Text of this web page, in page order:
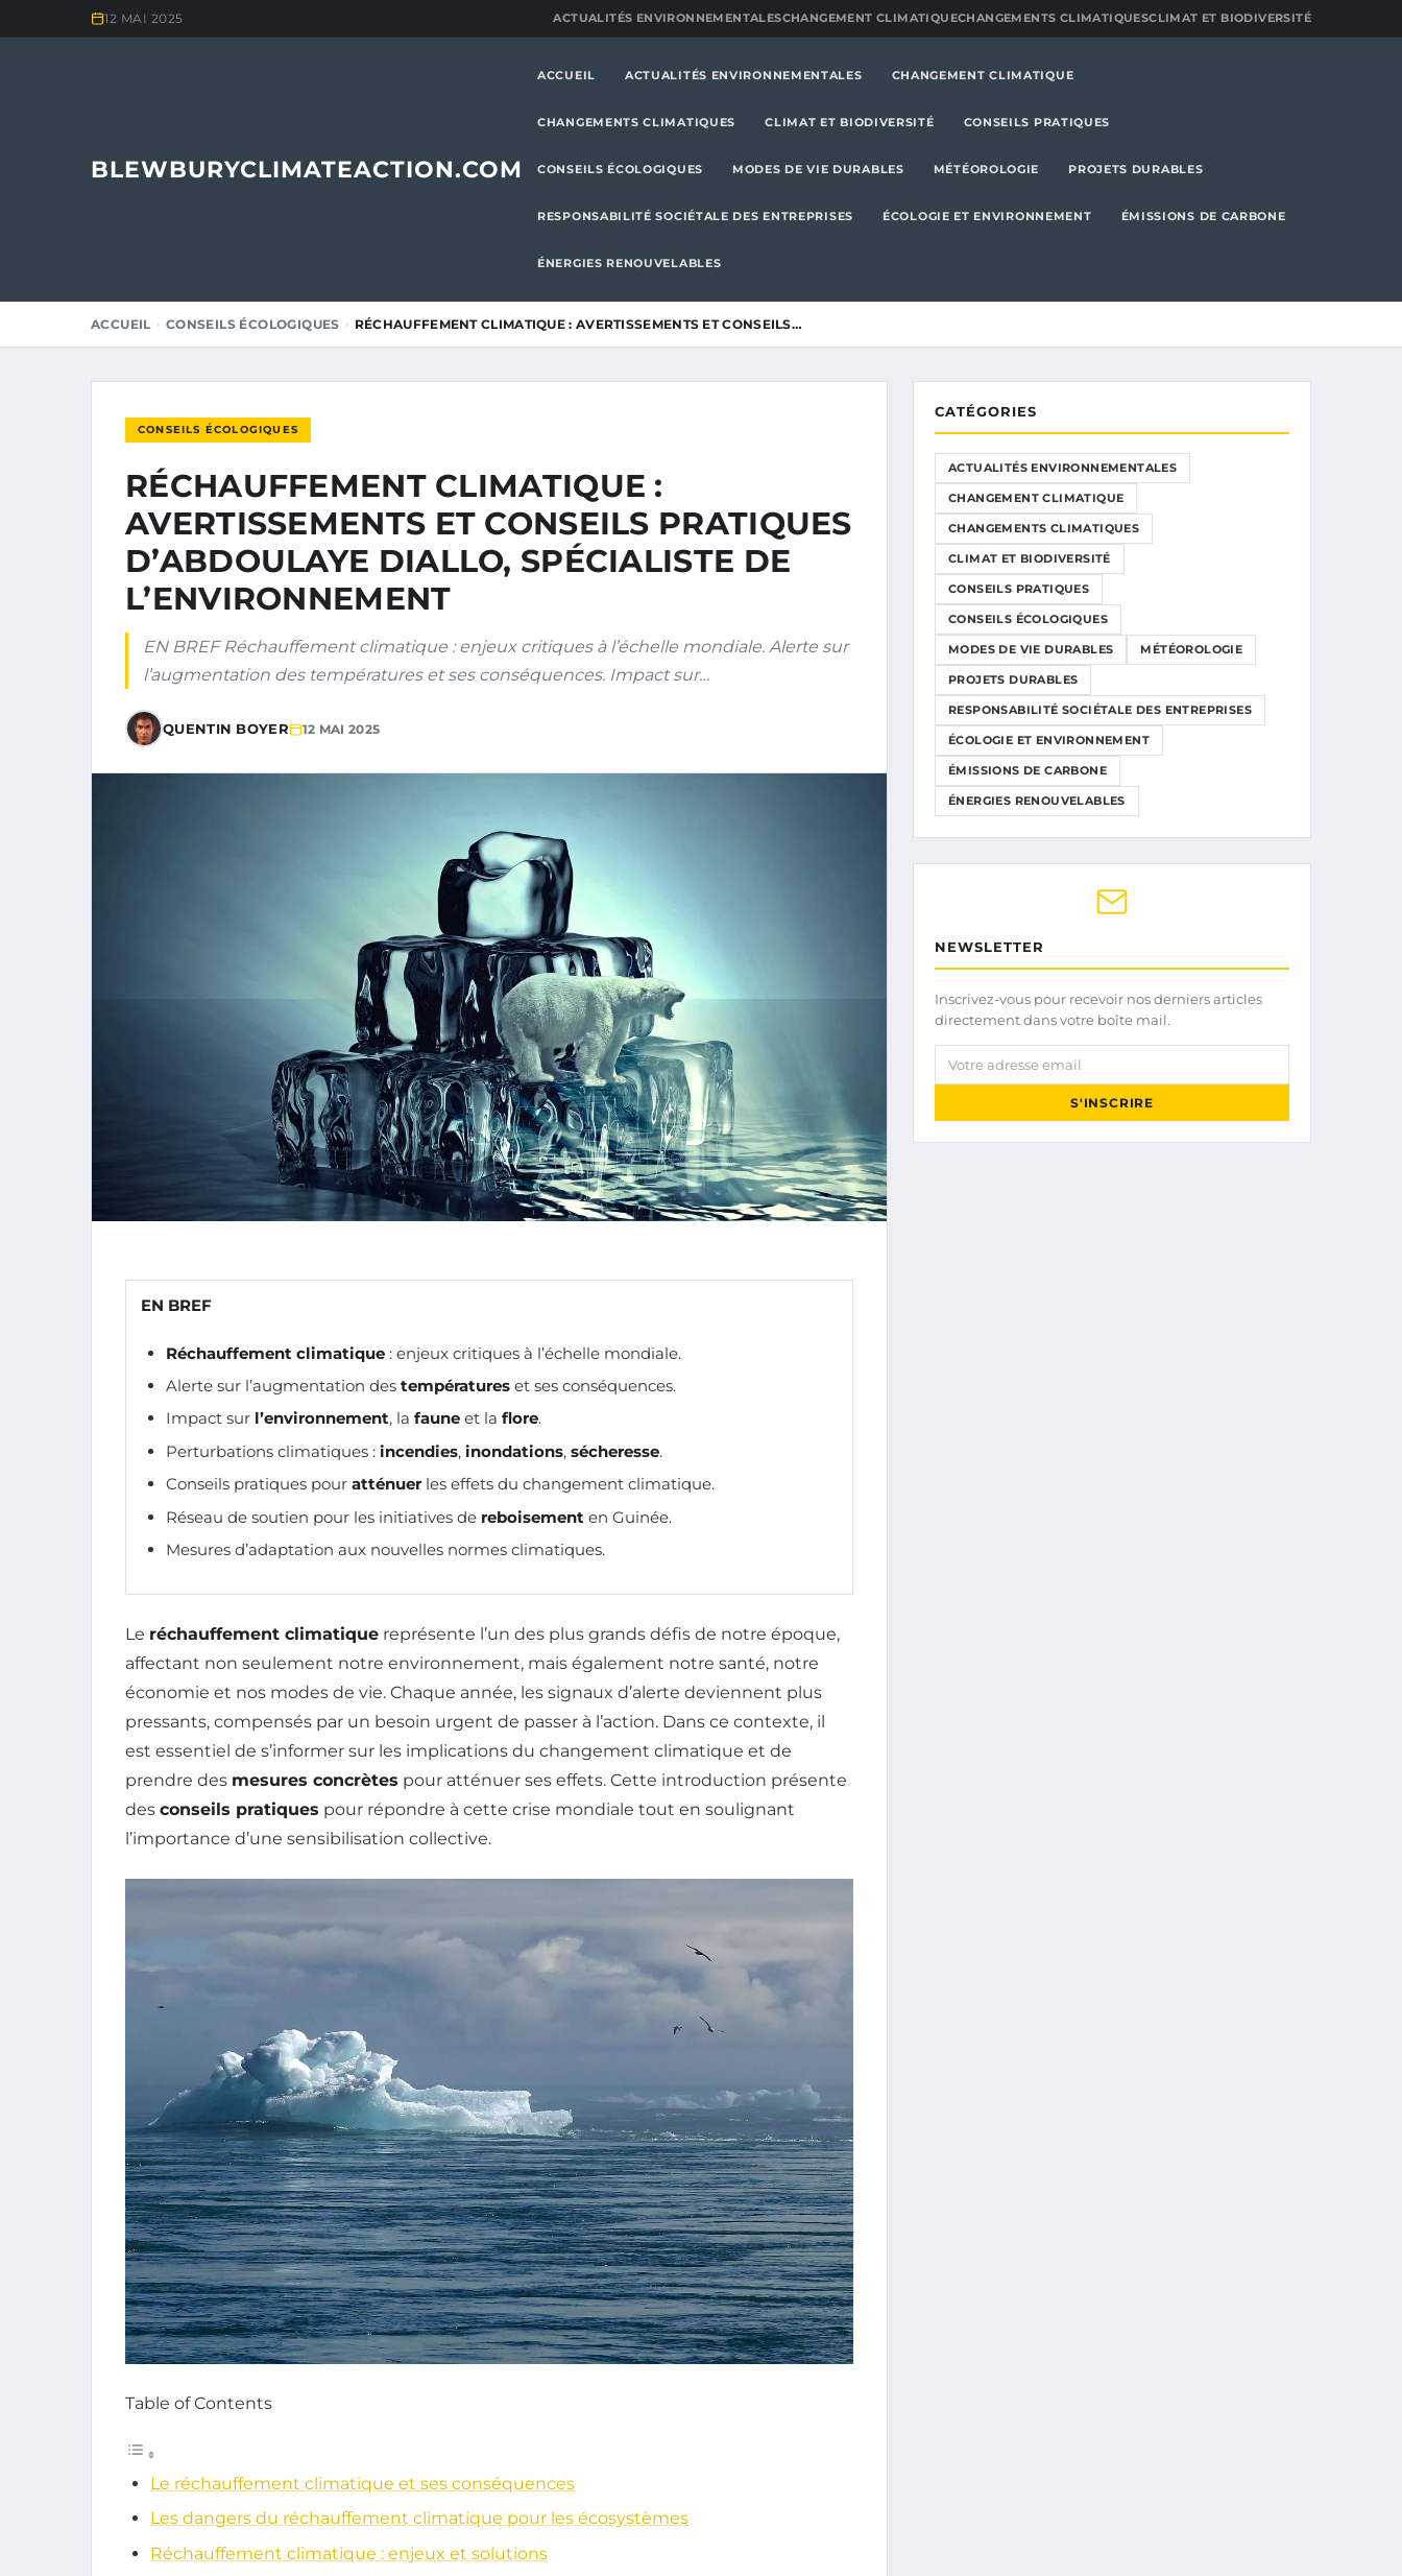
12 MAI 2025 ACTUALITÉS ENVIRONNEMENTALESCHANGEMENT CLIMATIQUECHANGEMENTS CLIMATIQUESCLIMAT ET BIODIVERSITÉ
BLEWBURYCLIMATEACTION.COM
ACCUEIL ACTUALITÉS ENVIRONNEMENTALES CHANGEMENT CLIMATIQUE
CHANGEMENTS CLIMATIQUES CLIMAT ET BIODIVERSITÉ CONSEILS PRATIQUES
CONSEILS ÉCOLOGIQUES MODES DE VIE DURABLES MÉTÉOROLOGIE PROJETS DURABLES
RESPONSABILITÉ SOCIÉTALE DES ENTREPRISES ÉCOLOGIE ET ENVIRONNEMENT ÉMISSIONS DE CARBONE
ÉNERGIES RENOUVELABLES
ACCUEIL CONSEILS ÉCOLOGIQUES RÉCHAUFFEMENT CLIMATIQUE : AVERTISSEMENTS ET CONSEILS…
CONSEILS ÉCOLOGIQUES
RÉCHAUFFEMENT CLIMATIQUE :
AVERTISSEMENTS ET CONSEILS PRATIQUES
D’ABDOULAYE DIALLO, SPÉCIALISTE DE
L’ENVIRONNEMENT
EN BREF Réchauffement climatique : enjeux critiques à l’échelle mondiale. Alerte sur
l’augmentation des températures et ses conséquences. Impact sur…
QUENTIN BOYER 12 MAI 2025
EN BREF
Réchauffement climatique : enjeux critiques à l’échelle mondiale.
Alerte sur l’augmentation des températures et ses conséquences.
Impact sur l’environnement, la faune et la flore.
Perturbations climatiques : incendies, inondations, sécheresse.
Conseils pratiques pour atténuer les effets du changement climatique.
Réseau de soutien pour les initiatives de reboisement en Guinée.
Mesures d’adaptation aux nouvelles normes climatiques.
Le réchauffement climatique représente l’un des plus grands défis de notre époque,
affectant non seulement notre environnement, mais également notre santé, notre
économie et nos modes de vie. Chaque année, les signaux d’alerte deviennent plus
pressants, compensés par un besoin urgent de passer à l’action. Dans ce contexte, il
est essentiel de s’informer sur les implications du changement climatique et de
prendre des mesures concrètes pour atténuer ses effets. Cette introduction présente
des conseils pratiques pour répondre à cette crise mondiale tout en soulignant
l’importance d’une sensibilisation collective.
Table of Contents
Le réchauffement climatique et ses conséquences
Les dangers du réchauffement climatique pour les écosystèmes
Réchauffement climatique : enjeux et solutions
CATÉGORIES
ACTUALITÉS ENVIRONNEMENTALES
CHANGEMENT CLIMATIQUE
CHANGEMENTS CLIMATIQUES
CLIMAT ET BIODIVERSITÉ
CONSEILS PRATIQUES
CONSEILS ÉCOLOGIQUES
MODES DE VIE DURABLES MÉTÉOROLOGIE
PROJETS DURABLES
RESPONSABILITÉ SOCIÉTALE DES ENTREPRISES
ÉCOLOGIE ET ENVIRONNEMENT
ÉMISSIONS DE CARBONE
ÉNERGIES RENOUVELABLES
NEWSLETTER
Inscrivez-vous pour recevoir nos derniers articles
directement dans votre boîte mail.
Votre adresse email
S'INSCRIRE